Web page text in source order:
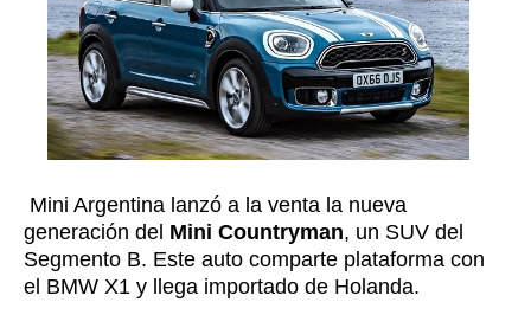
Mini Argentina lanzó a la venta la nueva
generación del Mini Countryman, un SUV del
Segmento B. Este auto comparte plataforma con
el BMW X1 y llega importado de Holanda.